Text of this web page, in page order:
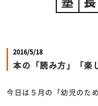
2016/5/18
本の「読み方」「楽
今日は５月の「幼児のた